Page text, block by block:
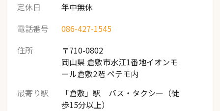
定休日
年中無休
電話番号
086-427-1545
住所
〒710-0802
岡山県 倉敷市水江1番地イオンモ
ール倉敷2階 ペテモ内
最寄り駅
「倉敷」駅 バス・タクシー（徒
歩15分以上）